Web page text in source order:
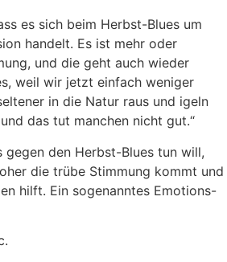
es sich beim Herbst-Blues um
handelt. Es ist mehr oder
und die geht auch wieder
weil wir jetzt einfach weniger
in die Natur raus und igeln
das tut manchen nicht gut.“
gegen den Herbst-Blues tun will,
die trübe Stimmung kommt und
hilft. Ein sogenanntes Emotions-